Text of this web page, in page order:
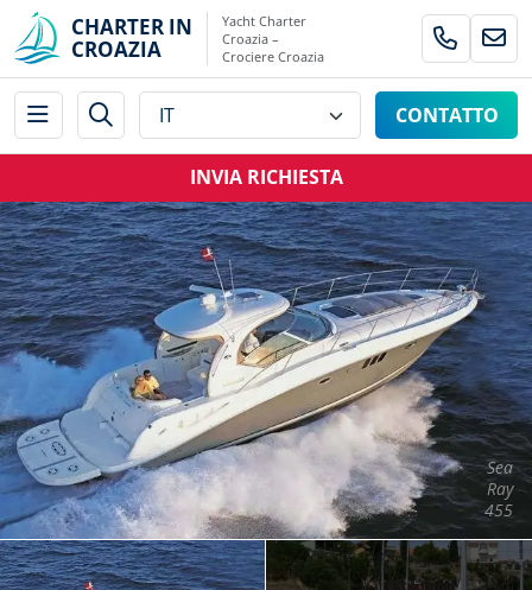
CHARTER IN
CROAZIA
Yacht Charter
Croazia –
Crociere Croazia
CONTATTO
INVIA RICHIESTA
Sea
Ray
455